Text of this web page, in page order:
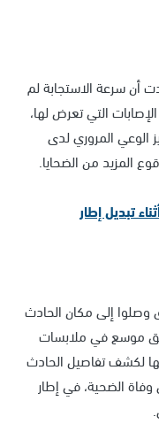
أن سرعة الاستجابة لم
التي تعرض لها،
المروري لدى
المزيد من الضحايا.
تبديل إطار
إلى مكان الحادث
موسع في ملابسات
لكشف تفاصيل الحادث
الضحية، في إطار